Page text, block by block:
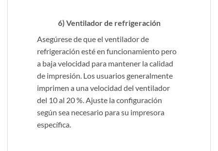
6) Ventilador de refrigeración
Asegúrese de que el ventilador de
refrigeración esté en funcionamiento pero
a baja velocidad para mantener la calidad
de impresión. Los usuarios generalmente
imprimen a una velocidad del ventilador
del 10 al 20 %. Ajuste la configuración
según sea necesario para su impresora
específica.